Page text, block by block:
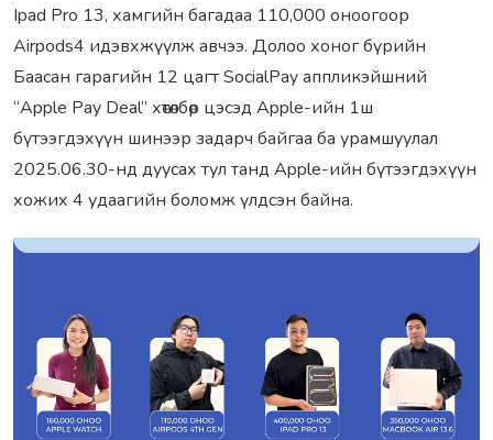
Ipad Pro 13, хамгийн багадаа 110,000 оноогоор
Airpods4 идэвхжүүлж авчээ. Долоо хоног бүрийн
Баасан гарагийн 12 цагт SocialPay аппликэйшний
“Apple Pay Deal” хөтөлбөр цэсэд Apple-ийн 1ш
бүтээгдэхүүн шинээр задарч байгаа ба урамшуулал
2025.06.30-нд дуусах тул танд Apple-ийн бүтээгдэхүүн
хожих 4 удаагийн боломж үлдсэн байна.